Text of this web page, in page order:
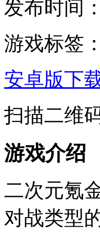
发布时间
游戏标签：
安卓版下
扫描二维
游戏介绍
二次元氪
对战类型